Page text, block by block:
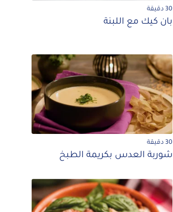
30 دقيقة
بان كيك مع اللبنة
30 دقيقة
شوربة العدس بكريمة الطبخ